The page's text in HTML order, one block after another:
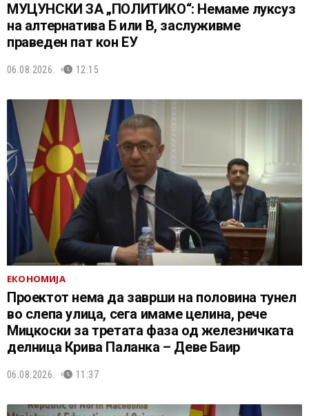
МУЦУНСКИ ЗА „ПОЛИТИКО“: Немаме луксуз
на алтернатива Б или В, заслуживме
праведен пат кон ЕУ
06.08.2026. 12:15
ЕКОНОМИЈА
Проектот нема да заврши на половина тунел
во слепа улица, сега имаме целина, рече
Мицкоски за третата фаза од железничката
делница Крива Паланка – Деве Баир
06.08.2026. 11:37